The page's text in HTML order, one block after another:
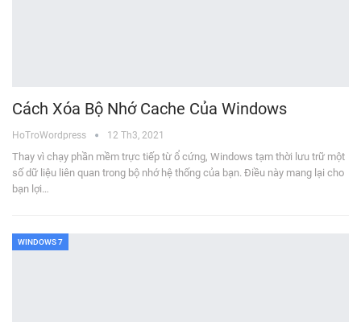
Cách Xóa Bộ Nhớ Cache Của Windows
HoTroWordpress 12 Th3, 2021
Thay vì chạy phần mềm trực tiếp từ ổ cứng, Windows tạm thời lưu trữ một
số dữ liệu liên quan trong bộ nhớ hệ thống của bạn. Điều này mang lại cho
bạn lợi…
WINDOWS 7